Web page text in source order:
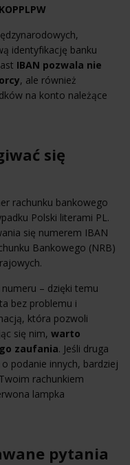
identyfikację banku
IBAN pozwala nie
, ale również
na konto należące
się
rachunku bankowego
Polski literami PL.
się numerem IBAN
Bankowego (NRB)
– dzięki temu
bez problemu i
która pozwoli
się nim, warto
zaufania. Jeśli druga
podanie innych, bardziej
rachunkiem
lampka
pytania